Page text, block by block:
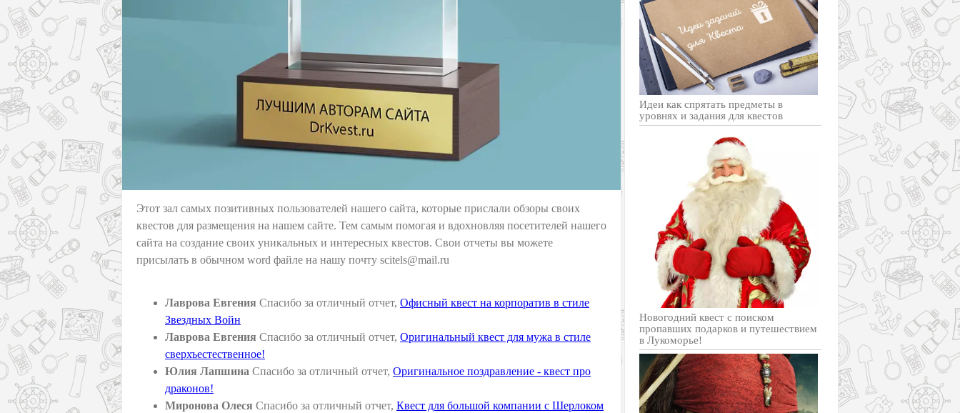
Этот зал самых позитивных пользователей нашего сайта, которые прислали обзоры своих
квестов для размещения на нашем сайте. Тем самым помогая и вдохновляя посетителей нашего
сайта на создание своих уникальных и интересных квестов. Свои отчеты вы можете
присылать в обычном word файле на нашу почту scitels@mail.ru
Лаврова Евгения Спасибо за отличный отчет, Офисный квест на корпоратив в стиле
Звездных Войн
Лаврова Евгения Спасибо за отличный отчет, Оригинальный квест для мужа в стиле
cверхъестественное!
Юлия Лапшина Спасибо за отличный отчет, Оригинальное поздравление - квест про
драконов!
Миронова Олеся Спасибо за отличный отчет, Квест для большой компании с Шерлоком
Идеи как спрятать предметы в
уровнях и задания для квестов
Новогодний квест с поиском
пропавших подарков и путешествием
в Лукоморье!